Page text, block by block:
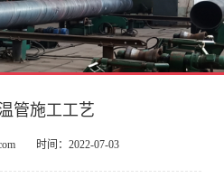
管施工工艺
时间：2022-07-03